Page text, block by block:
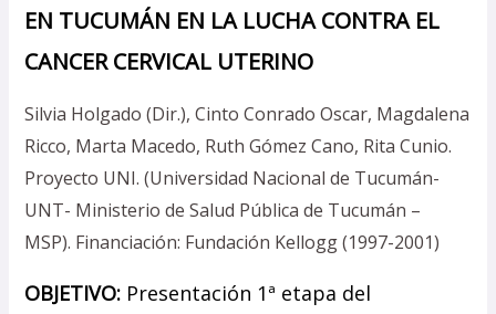
EN TUCUMÁN EN LA LUCHA CONTRA EL
CANCER CERVICAL UTERINO
Silvia Holgado (Dir.), Cinto Conrado Oscar, Magdalena
Ricco, Marta Macedo, Ruth Gómez Cano, Rita Cunio.
Proyecto UNI. (Universidad Nacional de Tucumán-
UNT- Ministerio de Salud Pública de Tucumán –
MSP). Financiación: Fundación Kellogg (1997-2001)
OBJETIVO: Presentación 1ª etapa del